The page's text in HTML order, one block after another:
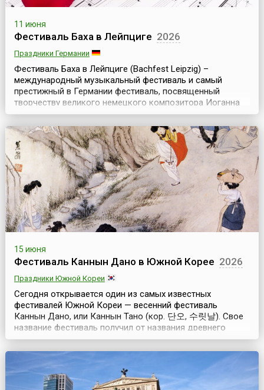
11 июня
Фестиваль Баха в Лейпциге 2026
Праздники Германии
Фестиваль Баха в Лейпциге (Bachfest Leipzig) –
международный музыкальный фестиваль и самый
престижный в Германии фестиваль, посвященный
творчеству великого немецкого композитора Иоганна
Себастьяна Баха. Он проходит ежегодно в июне, длится
10 дней и неизменно уже много лет проходит с большим
успехом, пользуясь традиционно высоким спросом
среди поклонников творчества этого великого
композитора. Сюда...
15 июня
Фестиваль Каннын Дано в Южной Корее 2026
Праздники Южной Кореи
Сегодня открывается один из самых известных
фестивалей Южной Кореи — весенний фестиваль
Каннын Дано, или Каннын Тано (кор. 단오, 수릿날). Свое
название фестиваль получил от названия древнего
города Каннына, который расположен на берегу
Японского моря и благодаря этому стал одним из
туристических центров страны. Кроме туристических
достопримечательностей город известен своими
фестивалями. В первую о...